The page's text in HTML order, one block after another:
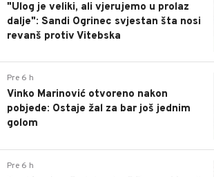
"Ulog je veliki, ali vjerujemo u prolaz
dalje": Sandi Ogrinec svjestan šta nosi
revanš protiv Vitebska
Pre 6 h
Vinko Marinović otvoreno nakon
pobjede: Ostaje žal za bar još jednim
golom
Pre 6 h